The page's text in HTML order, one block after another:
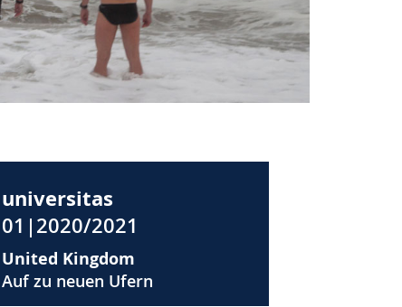
universitas
01|2020/2021
United Kingdom
Auf zu neuen Ufern